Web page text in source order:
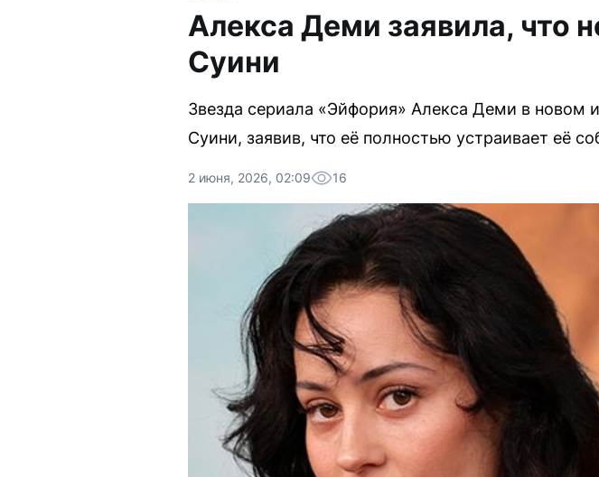
Алекса Деми заявила, что
Суини
Звезда сериала «Эйфория» Алекса Деми в новом
Суини, заявив, что её полностью устраивает её
2 июня, 2026, 02:09 16